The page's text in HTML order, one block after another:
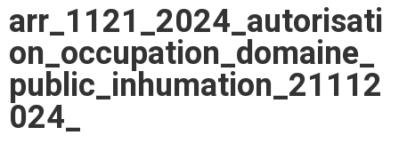
arr_1121_2024_autorisati
on_occupation_domaine_
public_inhumation_21112
024_